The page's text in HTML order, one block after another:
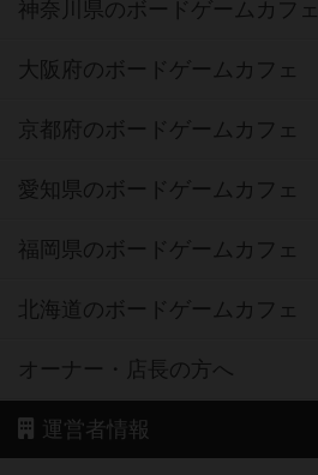
神奈川県のボードゲームカフェ
大阪府のボードゲームカフェ
京都府のボードゲームカフェ
愛知県のボードゲームカフェ
福岡県のボードゲームカフェ
北海道のボードゲームカフェ
オーナー・店長の方へ
運営者情報